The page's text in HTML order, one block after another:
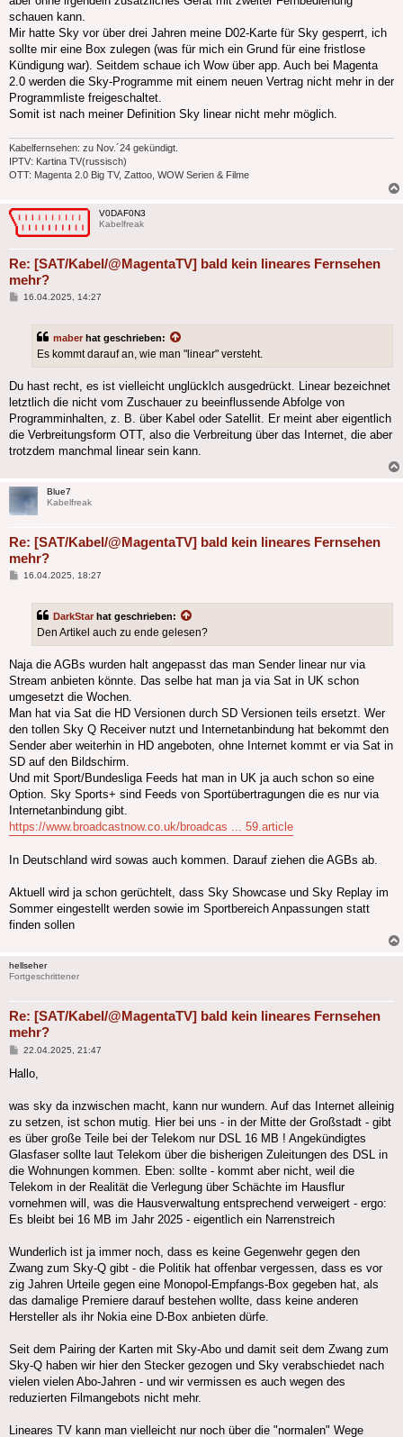
schauen kann.
Mir hatte Sky vor über drei Jahren meine D02-Karte für Sky gesperrt, ich
sollte mir eine Box zulegen (was für mich ein Grund für eine fristlose
Kündigung war). Seitdem schaue ich Wow über app. Auch bei Magenta
2.0 werden die Sky-Programme mit einem neuen Vertrag nicht mehr in der
Programmliste freigeschaltet.
Somit ist nach meiner Definition Sky linear nicht mehr möglich.
Kabelfernsehen: zu Nov.´24 gekündigt.
IPTV: Kartina TV(russisch)
OTT: Magenta 2.0 Big TV, Zattoo, WOW Serien & Filme
V0DAF0N3
Kabelfreak
Re: [SAT/Kabel/@MagentaTV] bald kein lineares Fernsehen
mehr?
Beitrag
16.04.2025, 14:27
maber hat geschrieben:
Es kommt darauf an, wie man "linear" versteht.
Du hast recht, es ist vielleicht unglücklch ausgedrückt. Linear bezeichnet
letztlich die nicht vom Zuschauer zu beeinflussende Abfolge von
Programminhalten, z. B. über Kabel oder Satellit. Er meint aber eigentlich
die Verbreitungsform OTT, also die Verbreitung über das Internet, die aber
trotzdem manchmal linear sein kann.
Blue7
Kabelfreak
Re: [SAT/Kabel/@MagentaTV] bald kein lineares Fernsehen
mehr?
Beitrag
16.04.2025, 18:27
DarkStar hat geschrieben:
Den Artikel auch zu ende gelesen?
Naja die AGBs wurden halt angepasst das man Sender linear nur via
Stream anbieten könnte. Das selbe hat man ja via Sat in UK schon
umgesetzt die Wochen.
Man hat via Sat die HD Versionen durch SD Versionen teils ersetzt. Wer
den tollen Sky Q Receiver nutzt und Internetanbindung hat bekommt den
Sender aber weiterhin in HD angeboten, ohne Internet kommt er via Sat in
SD auf den Bildschirm.
Und mit Sport/Bundesliga Feeds hat man in UK ja auch schon so eine
Option. Sky Sports+ sind Feeds von Sportübertragungen die es nur via
Internetanbindung gibt.
https://www.broadcastnow.co.uk/broadcas ... 59.article
In Deutschland wird sowas auch kommen. Darauf ziehen die AGBs ab.
Aktuell wird ja schon gerüchtelt, dass Sky Showcase und Sky Replay im
Sommer eingestellt werden sowie im Sportbereich Anpassungen statt
finden sollen
hellseher
Fortgeschrittener
Re: [SAT/Kabel/@MagentaTV] bald kein lineares Fernsehen
mehr?
Beitrag
22.04.2025, 21:47
Hallo,
was sky da inzwischen macht, kann nur wundern. Auf das Internet alleinig
zu setzen, ist schon mutig. Hier bei uns - in der Mitte der Großstadt - gibt
es über große Teile bei der Telekom nur DSL 16 MB ! Angekündigtes
Glasfaser sollte laut Telekom über die bisherigen Zuleitungen des DSL in
die Wohnungen kommen. Eben: sollte - kommt aber nicht, weil die
Telekom in der Realität die Verlegung über Schächte im Hausflur
vornehmen will, was die Hausverwaltung entsprechend verweigert - ergo:
Es bleibt bei 16 MB im Jahr 2025 - eigentlich ein Narrenstreich
Wunderlich ist ja immer noch, dass es keine Gegenwehr gegen den
Zwang zum Sky-Q gibt - die Politik hat offenbar vergessen, dass es vor
zig Jahren Urteile gegen eine Monopol-Empfangs-Box gegeben hat, als
das damalige Premiere darauf bestehen wollte, dass keine anderen
Hersteller als ihr Nokia eine D-Box anbieten dürfe.
Seit dem Pairing der Karten mit Sky-Abo und damit seit dem Zwang zum
Sky-Q haben wir hier den Stecker gezogen und Sky verabschiedet nach
vielen vielen Abo-Jahren - und wir vermissen es auch wegen des
reduzierten Filmangebots nicht mehr.
Lineares TV kann man vielleicht nur noch über die "normalen" Wege